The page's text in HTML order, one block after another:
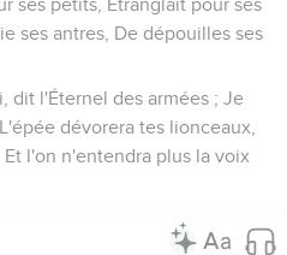
ses petits, Étranglait pour ses
ses antres, De dépouilles ses
dit l'Éternel des armées ; Je
dévorera tes lionceaux,
l'on n'entendra plus la voix